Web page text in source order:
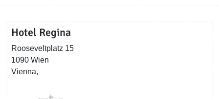
Hotel Regina
Rooseveltplatz 15
1090 Wien
Vienna,